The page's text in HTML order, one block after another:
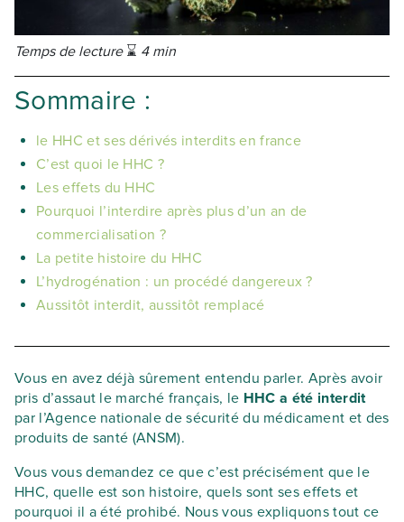
Temps de lecture ⌛ 4 min
Sommaire :
le HHC et ses dérivés interdits en france
C’est quoi le HHC ?
Les effets du HHC
Pourquoi l’interdire après plus d’un an de
commercialisation ?
La petite histoire du HHC
L’hydrogénation : un procédé dangereux ?
Aussitôt interdit, aussitôt remplacé
Vous en avez déjà sûrement entendu parler. Après avoir
pris d’assaut le marché français, le HHC a été interdit
par l’Agence nationale de sécurité du médicament et des
produits de santé (ANSM).
Vous vous demandez ce que c’est précisément que le
HHC, quelle est son histoire, quels sont ses effets et
pourquoi il a été prohibé. Nous vous expliquons tout ce